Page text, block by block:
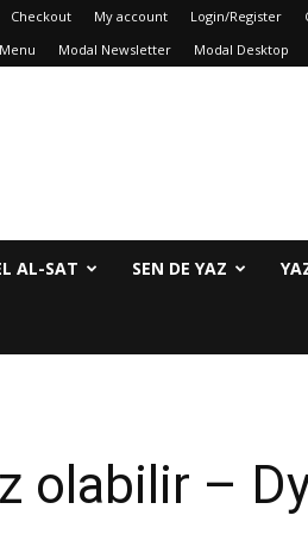
Checkout My account Login/Register
Modal Newsletter Modal Desktop
AL-SAT SEN DE YAZ
olabilir –